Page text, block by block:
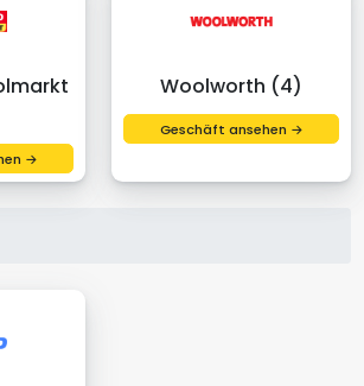
→
Woolworth (4)
Geschäft ansehen →